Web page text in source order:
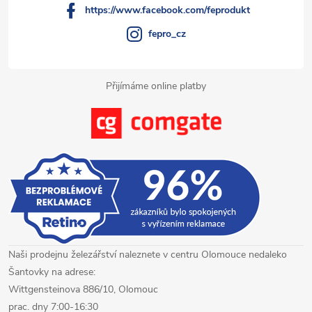
Přijímáme online platby
https://www.facebook.com/feprodukt
fepro_cz
Naši prodejnu železářství naleznete v centru Olomouce nedaleko
Šantovky na adrese:
Wittgensteinova 886/10, Olomouc
prac. dny 7:00-16:30